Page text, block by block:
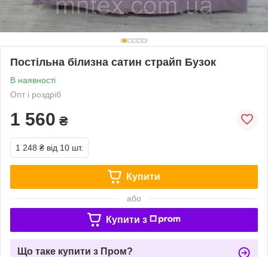
Постільна білизна сатин страйп Бузок
В наявності
Опт і роздріб
1 560 ₴
1 248 ₴ від 10 шт.
Купити
або
Купити з
Що таке купити з Пром?